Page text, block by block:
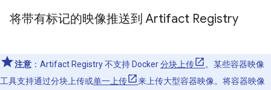
将带有标记的映像推送到 Artifact Registry
注意 ： Artifact Registry 不支持 Docker分块上传
。某些容器映像
工具支持通过分块上传或单一上传
来上传大型容器映像。将容器映像